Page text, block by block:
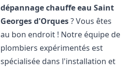
dépannage chauffe eau Saint
Georges d'Orques? Vous êtes
au bon endroit ! Notre équipe de
plombiers expérimentés est
spécialisée dans l'installation et